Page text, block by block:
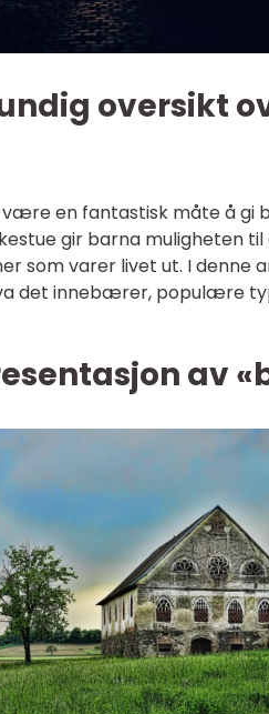
oversikt
være en fantastisk måte å gi
gir barna muligheten
som varer livet ut. I denne
det innebærer, populære
av